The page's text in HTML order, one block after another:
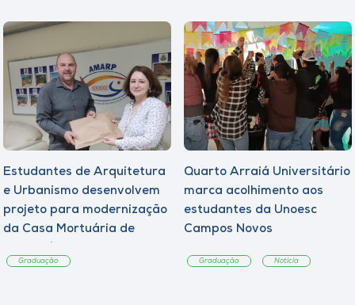
Estudantes de Arquitetura
e Urbanismo desenvolvem
projeto para modernização
da Casa Mortuária de
Graduação
Quarto Arraiá Universitário
marca acolhimento aos
estudantes da Unoesc
Campos Novos
Graduação Notícia